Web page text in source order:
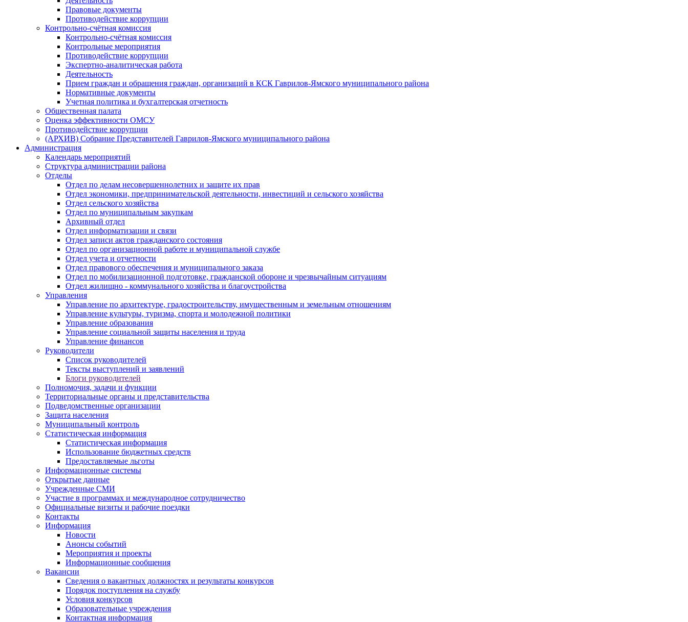
Правовые документы
Противодействие коррупции
Контрольно-счётная комиссия
Контрольно-счётная комиссия
Контрольные мероприятия
Противодействие коррупции
Экспертно-аналитическая работа
Деятельность
Прием граждан и обращения граждан, организаций в КСК Гаврилов-Ямского муниципального района
Нормативные документы
Учетная политика и бухгалтерская отчетность
Общественная палата
Оценка эффективности ОМСУ
Противодействие коррупции
(АРХИВ) Собрание Представителей Гаврилов-Ямского муниципального района
Администрация
Календарь мероприятий
Структура администрации района
Отделы
Отдел по делам несовершеннолетних и защите их прав
Отдел экономики, предпринимательской деятельности, инвестиций и сельского хозяйства
Отдел сельского хозяйства
Отдел по муниципальным закупкам
Архивный отдел
Отдел информатизации и связи
Отдел записи актов гражданского состояния
Отдел по организационной работе и муниципальной службе
Отдел учета и отчетности
Отдел правового обеспечения и муниципального заказа
Отдел по мобилизационной подготовке, гражданской обороне и чрезвычайным ситуациям
Отдел жилищно - коммунального хозяйства и благоустройства
Управления
Управление по архитектуре, градостроительству, имущественным и земельным отношениям
Управление культуры, туризма, спорта и молодежной политики
Управление образования
Управление социальной защиты населения и труда
Управление финансов
Руководители
Список руководителей
Тексты выступлений и заявлений
Блоги руководителей
Полномочия, задачи и функции
Территориальные органы и представительства
Подведомственные организации
Защита населения
Муниципальный контроль
Статистическая информация
Статистическая информация
Использование бюджетных средств
Предоставляемые льготы
Информационные системы
Открытые данные
Учрежденные СМИ
Участие в программах и международное сотрудничество
Официальные визиты и рабочие поездки
Контакты
Информация
Новости
Анонсы событий
Мероприятия и проекты
Информационные сообщения
Вакансии
Сведения о вакантных должностях и результаты конкурсов
Порядок поступления на службу
Условия конкурсов
Образовательные учреждения
Контактная информация